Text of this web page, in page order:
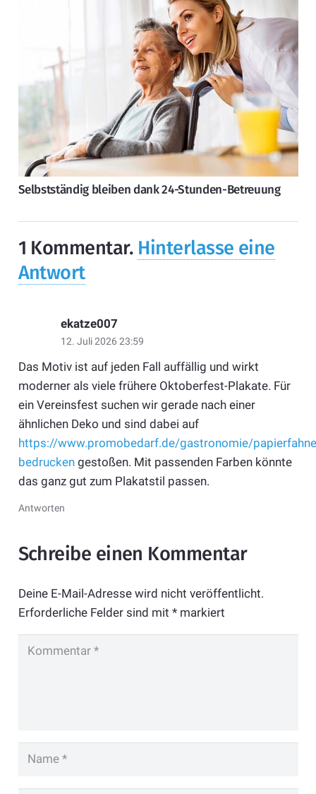
Selbstständig bleiben dank 24-Stunden-Betreuung
1 Kommentar. Hinterlasse eine
Antwort
ekatze007
12. Juli 2026 23:59
Das Motiv ist auf jeden Fall auffällig und wirkt
moderner als viele frühere Oktoberfest-Plakate. Für
ein Vereinsfest suchen wir gerade nach einer
ähnlichen Deko und sind dabei auf
https://www.promobedarf.de/gastronomie/
bedruckengestoßen. Mit passenden Farben könnte
das ganz gut zum Plakatstil passen.
Antworten
Schreibe einen Kommentar
Deine E-Mail-Adresse wird nicht veröffentlicht.
Erforderliche Felder sind mit *markiert